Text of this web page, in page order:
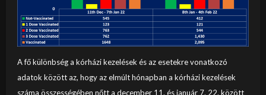
A fő különbség a kórházi kezelések és az esetekre vonatkozó
adatok között az, hogy az elmúlt hónapban a kórházi kezelések
száma összességében nőtt a december 11. és január 7. 22. között